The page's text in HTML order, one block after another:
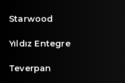
Starwood
Yıldız Entegre
Teverpan